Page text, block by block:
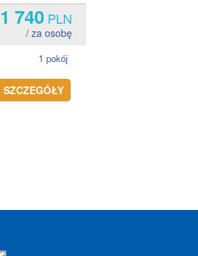
1 740 PLN
/ za osobę
1 pokój
SZCZEGÓŁY